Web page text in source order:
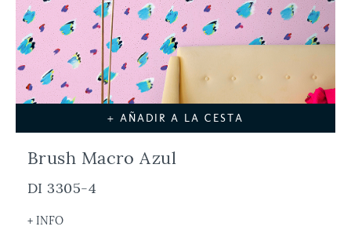
+ AÑADIR A LA CESTA
Brush Macro Azul
DI 3305-4
+ INFO